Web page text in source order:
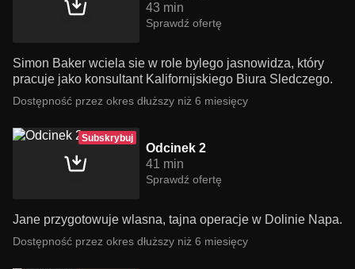
43 min
Sprawdź ofertę
Simon Baker wciela sie w role bylego jasnowidza, który
pracuje jako konsultant Kalifornijskiego Biura Sledczego.
Dostępność przez okres dłuższy niż 6 miesięcy
Subskrybuj
Odcinek 2
41 min
Sprawdź ofertę
Jane przygotowuje wlasna, tajna operacje w Dolinie Napa.
Dostępność przez okres dłuższy niż 6 miesięcy